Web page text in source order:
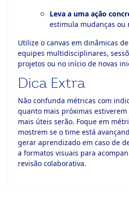
Leva a uma ação
estimula mudanças ou
Utilize o canvas em dinâmicas
equipes multidisciplinares,
projetos ou no início de novas
Dica Extra
Não confunda métricas com
quanto mais próximas estiverem
mais úteis serão. Foque em
mostrem se o time está
gerar aprendizado em caso de
a formatos visuais para
revisão colaborativa.